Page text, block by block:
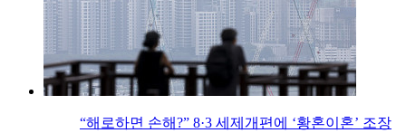
“해로하면 손해?” 8·3 세제개편에 ‘황혼이혼’ 조장